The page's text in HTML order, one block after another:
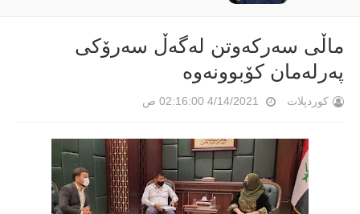
ماڵی سەركەوتن لەگەڵ سەرۆكی
پەرلەمان كۆبوونەوە
کوردپلات 4/14/2021 02:16:00 ص